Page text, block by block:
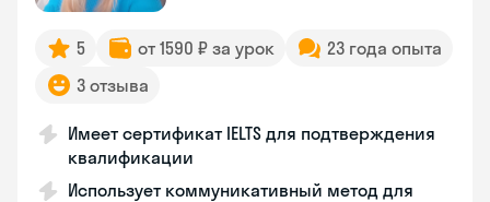
5 от 1590 ₽ за урок
23 года опыта
3 отзыва
Имеет сертификат IELTS для подтверждения
квалификации
Использует коммуникативный метод для